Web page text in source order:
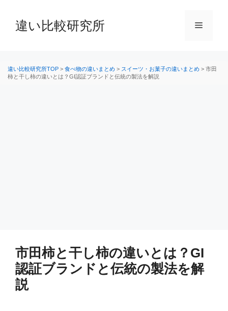
へ
違い比較研究所 メ
違い比較研究所TOP > 食べ物の違いまとめ > スイーツ・お菓子の違いまとめ > 市田
柿と干し柿の違いとは？GI認証ブランドと伝統の製法を解説
市田柿と干し柿の違いとは？GI
認証ブランドと伝統の製法を解
説